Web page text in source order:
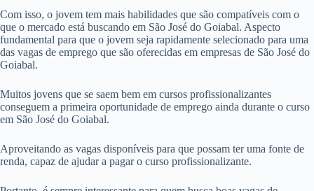
Com isso, o jovem tem mais habilidades que são compatíveis com o
que o mercado está buscando em São José do Goiabal. Aspecto
fundamental para que o jovem seja rapidamente selecionado para uma
das vagas de emprego que são oferecidas em empresas de São José do
Goiabal.
Muitos jovens que se saem bem em cursos profissionalizantes
conseguem a primeira oportunidade de emprego ainda durante o curso
em São José do Goiabal.
Aproveitando as vagas disponíveis para que possam ter uma fonte de
renda, capaz de ajudar a pagar o curso profissionalizante.